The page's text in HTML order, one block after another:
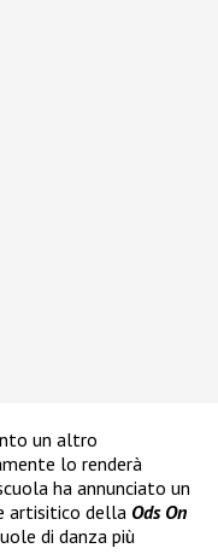
un altro
lo renderà
ha annunciato un
artisitico della Ods On
di danza più